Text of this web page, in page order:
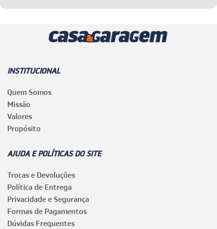
INSTITUCIONAL
Quem Somos
Missão
Valores
Propósito
AJUDA E POLÍTICAS DO SITE
Trocas e Devoluções
Política de Entrega
Privacidade e Segurança
Formas de Pagamentos
Dúvidas Frequentes